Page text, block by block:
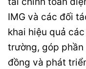
IMG và các đối
khai hiệu quả
trường, góp
đồng và phát